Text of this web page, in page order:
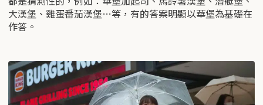
大漢堡、雞蛋番茄漢堡…等，有的答案明顯以華堡為基礎在
作答。